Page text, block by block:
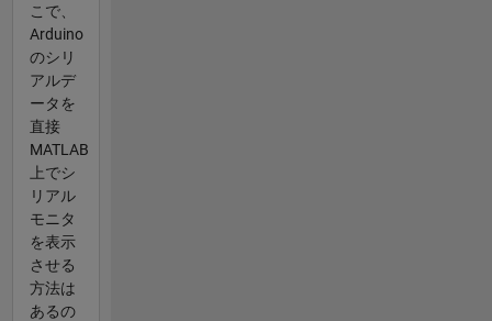
こで、
Arduino
のシリ
アルデ
ータを
直接
MATLAB
上でシ
リアル
モニタ
を表示
させる
方法は
あるの